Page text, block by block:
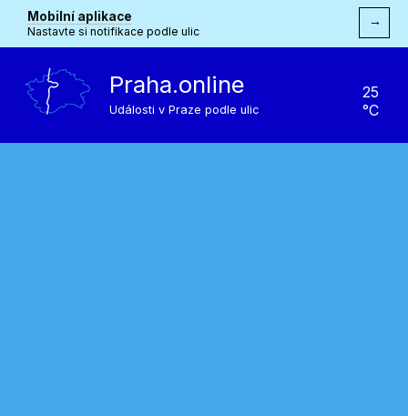
Mobilní aplikace
Nastavte si notifikace podle ulic
→
Praha.online
Události v Praze podle ulic
25
°C